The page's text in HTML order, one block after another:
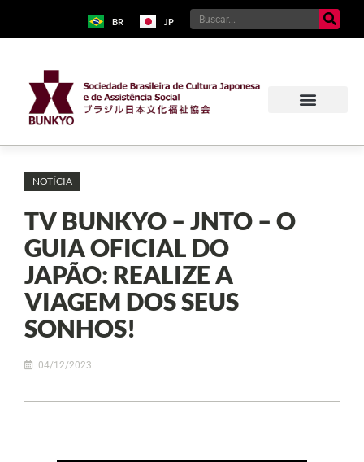
BR JP
NOTÍCIA
TV BUNKYO – JNTO – O
GUIA OFICIAL DO
JAPÃO: REALIZE A
VIAGEM DOS SEUS
SONHOS!
04/12/2023